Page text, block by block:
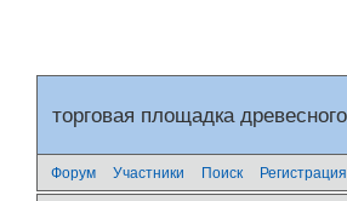
торговая площадка
Форум Участники Поиск Регистрация